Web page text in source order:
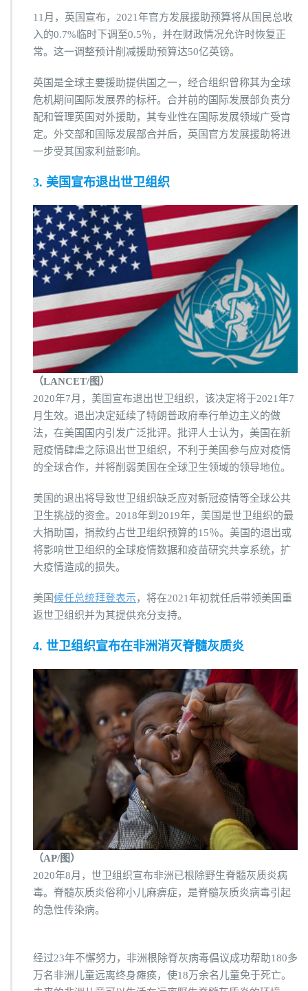
11月，英国宣布，2021年官方发展援助预算将从国民总收
入的0.7%临时下调至0.5％，并在财政情况允许时恢复正
常。这一调整预计削减援助预算达50亿英镑。
英国是全球主要援助提供国之一，经合组织曾称其为全球
危机期间国际发展界的标杆。合并前的国际发展部负责分
配和管理英国对外援助，其专业性在国际发展领域广受肯
定。外交部和国际发展部合并后，英国官方发展援助将进
一步受其国家利益影响。
3. 美国宣布退出世卫组织
（LANCET/图）
2020年7月，美国宣布退出世卫组织，该决定将于2021年7
月生效。退出决定延续了特朗普政府奉行单边主义的做
法，在美国国内引发广泛批评。批评人士认为，美国在新
冠疫情肆虐之际退出世卫组织，不利于美国参与应对疫情
的全球合作，并将削弱美国在全球卫生领域的领导地位。
美国的退出将导致世卫组织缺乏应对新冠疫情等全球公共
卫生挑战的资金。2018年到2019年，美国是世卫组织的最
大捐助国，捐款约占世卫组织预算的15％。美国的退出或
将影响世卫组织的全球疫情数据和疫苗研究共享系统，扩
大疫情造成的损失。
美国候任总统拜登表示，将在2021年初就任后带领美国重
返世卫组织并为其提供充分支持。
4. 世卫组织宣布在非洲消灭脊髓灰质炎
（AP/图）
2020年8月，世卫组织宣布非洲已根除野生脊髓灰质炎病
毒。脊髓灰质炎俗称小儿麻痹症，是脊髓灰质炎病毒引起
的急性传染病。
经过23年不懈努力，非洲根除脊灰病毒倡议成功帮助180多
万名非洲儿童远离终身瘫痪，使18万余名儿童免于死亡。